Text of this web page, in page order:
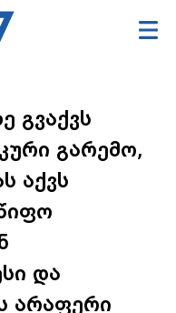
გვაქვს
გარემო,
აქვს
და
არაფერი